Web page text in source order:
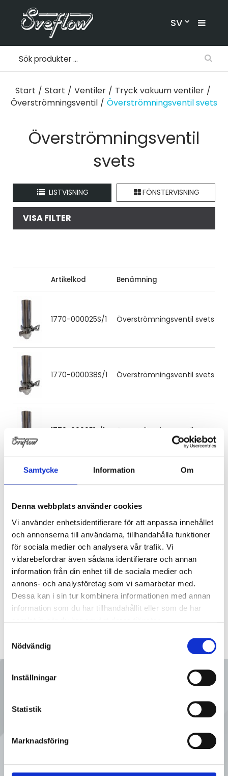
Samtycke Information Om
Denna webbplats använder cookies
Vi använder enhetsidentifierare för att anpassa innehållet
och annonserna till användarna, tillhandahålla funktioner
för sociala medier och analysera vår trafik. Vi
vidarebefordrar även sådana identifierare och annan
information från din enhet till de sociala medier och
annons- och analysföretag som vi samarbetar med.
Dessa kan i sin tur kombinera informationen med annan
information som du har tillhandahållit eller som de har
Nödvändig
Inställningar
Statistik
Marknadsföring
SV
Start / Start / Ventiler / Tryck vakuum ventiler /
Överströmningsventil / Överströmningsventil svets
Överströmningsventil
svets
LISTVISNING FÖNSTERVISNING
VISA FILTER
Artikelkod Benämning
1770-000025S/1 Överströmningsventil svets
1770-000038S/1 Överströmningsventil svets
1770-000051S/1 Överströmningsventil svets
1770-000063S/1 Överströmningsventil svets
Överströmningsventil svets
Ring oss
08 - 92 80 80
Sveflow, du är alltid välkommen!